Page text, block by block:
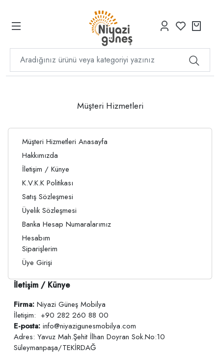
Müşteri Hizmetleri
Müşteri Hizmetleri Anasayfa
Hakkımızda
İletişim / Künye
K.V.K.K Politikası
Satış Sözleşmesi
Üyelik Sözleşmesi
Banka Hesap Numaralarımız
Hesabım
Siparişlerim
Üye Girişi
İletişim / Künye
Firma: Niyazi Güneş Mobilya
İletişim: +90 282 260 88 00
E-posta: info@niyazigunesmobilya.com
Adres: Yavuz Mah.Şehit İlhan Doyran Sok.No:10
Süleymanpaşa/TEKİRDAĞ